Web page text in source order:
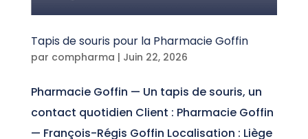
Tapis de souris pour la Pharmacie Goffin
par compharma | Juin 22, 2026
Pharmacie Goffin — Un tapis de souris, un
contact quotidien Client : Pharmacie Goffin
— François-Régis Goffin Localisation : Liège